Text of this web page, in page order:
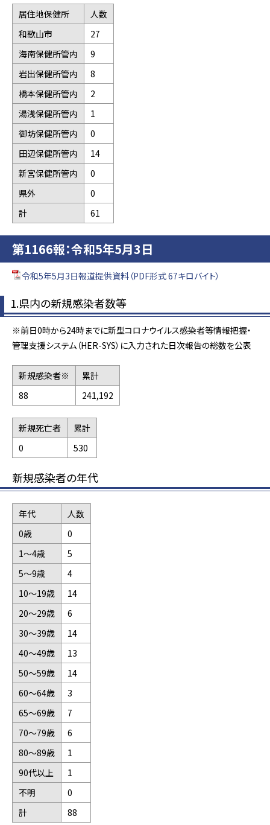
居住地保健所
人数
和歌山市
27
海南保健所管内
9
岩出保健所管内
8
橋本保健所管内
2
湯浅保健所管内
1
御坊保健所管内
0
田辺保健所管内
14
新宮保健所管内
0
県外
0
計
61
第1166報：令和5年5月3日
令和5年5月3日報道提供資料（PDF形式 67キロバイト）
1.県内の新規感染者数等
※前日0時から24時までに新型コロナウイルス感染者等情報把握・
管理支援システム（HER-SYS）に入力された日次報告の総数を公表
新規感染者※
累計
88
241,192
新規死亡者
累計
0
530
新規感染者の年代
年代
人数
0歳
0
1～4歳
5
5～9歳
4
10～19歳
14
20～29歳
6
30～39歳
14
40～49歳
13
50～59歳
14
60～64歳
3
65～69歳
7
70～79歳
6
80～89歳
1
90代以上
1
不明
0
計
88